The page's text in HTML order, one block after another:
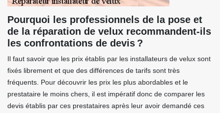
Pourquoi les professionnels de la pose et
de la réparation de velux recommandent-ils
les confrontations de devis ?
Il faut savoir que les prix établis par les installateurs de velux sont
fixés librement et que des différences de tarifs sont très
fréquents. Pour découvrir les prix les plus abordables et le
prestataire le moins chers, il est impératif donc de comparer les
devis établis par ces prestataires après leur avoir demandé ces